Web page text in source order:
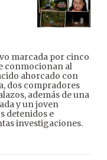
marcada por cinco
conmocionan al
ahorcado con
dos compradores
además de una
y un joven
detenidos e
investigaciones.